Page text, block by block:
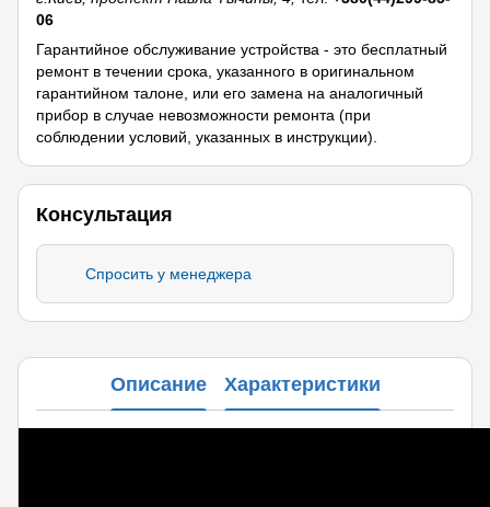
06
Гарантийное обслуживание устройства - это бесплатный
ремонт в течении срока, указанного в оригинальном
гарантийном талоне, или его замена на аналогичный
прибор в случае невозможности ремонта (при
соблюдении условий, указанных в инструкции).
Консультация
Спросить у менеджера
Описание Характеристики